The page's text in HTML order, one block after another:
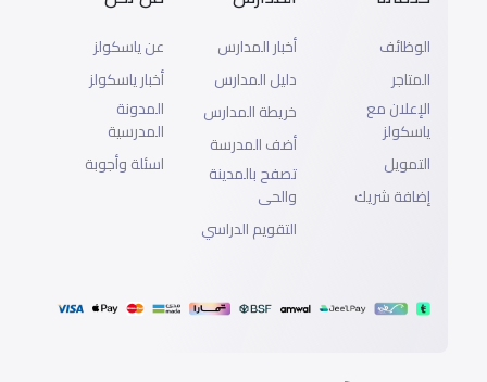
الوظائف
المتاجر
الإعلان مع
ياسكولز
التمويل
إضافة شريك
أخبار المدارس
دليل المدارس
خريطة المدارس
أضف المدرسة
تصفح بالمدينة
والحى
التقويم الدراسي
عن ياسكولز
أخبار ياسكولز
المدونة
المدرسية
اسئلة وأجوبة